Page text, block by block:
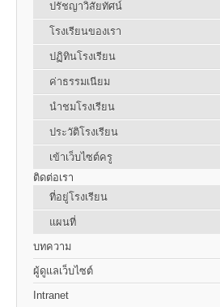
ปรัชญาวิสัยทัศน์
โรงเรียนของเรา
ปฏิทินโรงเรียน
ค่าธรรมเนียม
นำชมโรงเรียน
ประวัติโรงเรียน
เข้าเว็บไซต์ครู
ติดต่อเรา
ที่อยู่โรงเรียน
แผนที่
บทความ
ผู้ดูแลเว็บไซต์
Intranet